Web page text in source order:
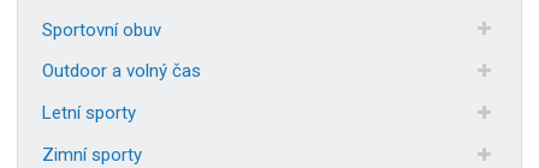
Sportovní obuv
Outdoor a volný čas
Letní sporty
Zimní sporty